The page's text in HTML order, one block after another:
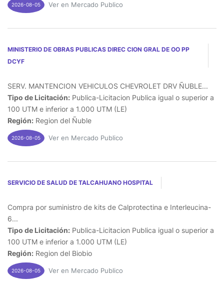
2026-08-05 Ver en Mercado Publico
MINISTERIO DE OBRAS PUBLICAS DIREC CION GRAL DE OO PP
DCYF
SERV. MANTENCION VEHICULOS CHEVROLET DRV ÑUBLE...
Tipo de Licitación: Publica-Licitacion Publica igual o superior a
100 UTM e inferior a 1.000 UTM (LE)
Región: Region del Ñuble
2026-08-05 Ver en Mercado Publico
SERVICIO DE SALUD DE TALCAHUANO HOSPITAL
Compra por suministro de kits de Calprotectina e Interleucina-
6...
Tipo de Licitación: Publica-Licitacion Publica igual o superior a
100 UTM e inferior a 1.000 UTM (LE)
Región: Region del Biobio
2026-08-05 Ver en Mercado Publico